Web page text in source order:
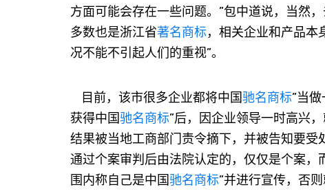
方面可能会存在一些问题。”包中道说，当然
多数也是浙江省著名商标，相关企业和产品本
况不能不引起人们的重视”。
目前，该市很多企业都将中国驰名商标”当
获得中国驰名商标”后，因企业领导一时高兴
结果被当地工商部门责令摘下，并被告知要
通过个案审判后由法院认定的，仅仅是个案，
围内称自己是中国驰名商标”并进行宣传，否